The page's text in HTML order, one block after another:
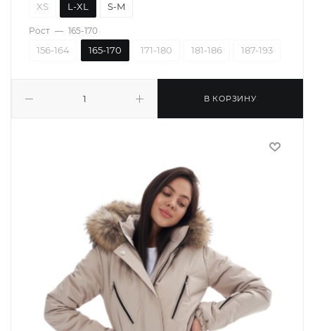
В КОРЗИНУ
XS L-XL S-M
Рост — 165-170
156-164 165-170 171-180 181-186 187-193